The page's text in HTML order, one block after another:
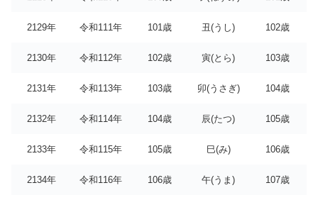
2129年 令和111年 101歳 丑(うし) 102歳
2130年 令和112年 102歳 寅(とら) 103歳
2131年 令和113年 103歳 卯(うさぎ) 104歳
2132年 令和114年 104歳 辰(たつ) 105歳
2133年 令和115年 105歳 巳(み) 106歳
2134年 令和116年 106歳 午(うま) 107歳